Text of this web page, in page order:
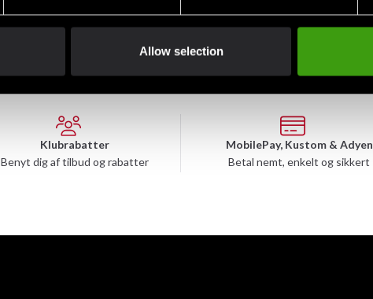
Allow selection
Klubrabatter
Benyt dig af tilbud og rabatter
MobilePay, Kustom & Adyen
Betal nemt, enkelt og sikkert